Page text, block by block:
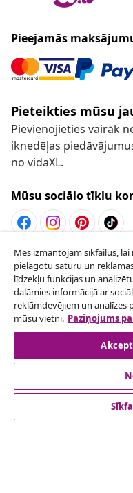
Pieejamās
Pieteikties mūsu
Pievienojieties vairāk
iknedēļas
no vidaXL.
Mūsu sociālo tīklu
Atteikties no
Iesniegt pieprasījumu
pasūtījuma.
klientu apkalpoanaš
Mēs izmantojam sīkfailus,
pielāgotu saturu un
līdzekļu funkcijas un
dalāmies informācijā ar
reklāmdevējiem un
mūsu vietni. Paziņojums